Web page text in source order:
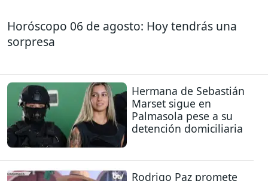
Horóscopo 06 de agosto: Hoy tendrás una
sorpresa
Hermana de Sebastián
Marset sigue en
Palmasola pese a su
detención domiciliaria
Rodrigo Paz promete